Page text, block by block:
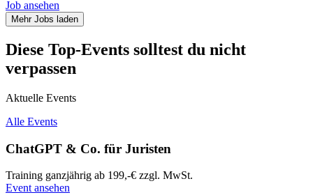
Job ansehen
Mehr Jobs laden
Diese Top-Events solltest du nicht
verpassen​
Aktuelle Events
Alle Events
ChatGPT & Co. für Juristen
Training ganzjährig ab 199,-€ zzgl. MwSt.
Event ansehen